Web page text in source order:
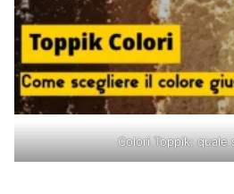
Colori Toppik: quale